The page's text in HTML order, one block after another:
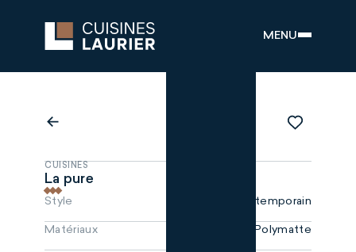
MENU
CUISINES
La pure
Style Contemporain
Matériaux Polygloss / Polymatte